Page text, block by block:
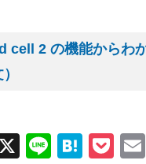
2 の機能からわ
X Line